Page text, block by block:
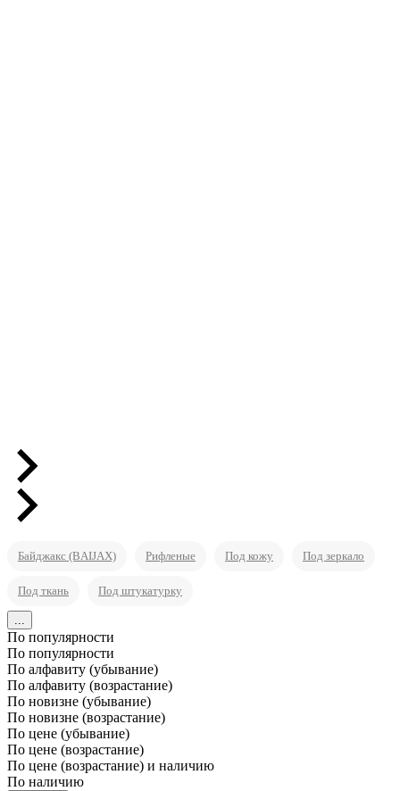
Байджакс (BAIJAX) Рифленые Под кожу Под зеркало
Под ткань Под штукатурку
...
По популярности
По популярности
По алфавиту (убывание)
По алфавиту (возрастание)
По новизне (убывание)
По новизне (возрастание)
По цене (убывание)
По цене (возрастание)
По цене (возрастание) и наличию
По наличию